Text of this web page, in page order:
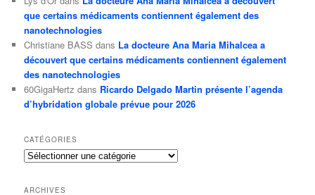
que certains médicaments contiennent également des
nanotechnologies
Christiane BASS dans La docteure Ana Maria Mihalcea a
découvert que certains médicaments contiennent également
des nanotechnologies
60GigaHertz dans Ricardo Delgado Martin présente l’agenda
d’hybridation globale prévue pour 2026
CATÉGORIES
Catégories
ARCHIVES